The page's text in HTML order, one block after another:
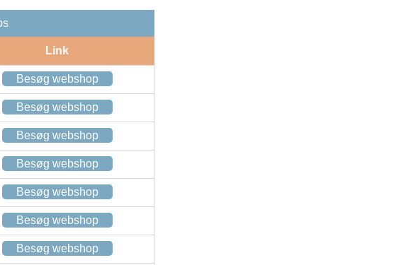
Link
Besøg webshop
Besøg webshop
Besøg webshop
Besøg webshop
Besøg webshop
Besøg webshop
Besøg webshop